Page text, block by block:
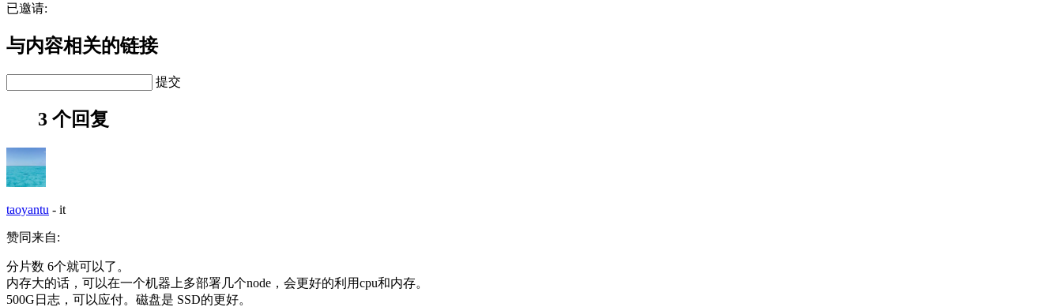
已邀请:
与内容相关的链接
提交
3 个回复
taoyantu - it
赞同来自:
分片数 6个就可以了。
内存大的话，可以在一个机器上多部署几个node，会更好的利用cpu和内存。
500G日志，可以应付。磁盘是 SSD的更好。